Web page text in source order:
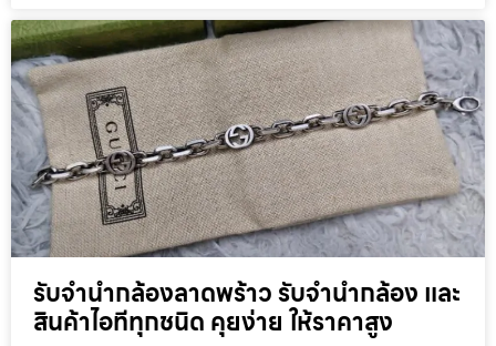
รับจำนำกล้องลาดพร้าว รับจํานํากล้อง และ
สินค้าไอทีทุกชนิด คุยง่าย ให้ราคาสูง